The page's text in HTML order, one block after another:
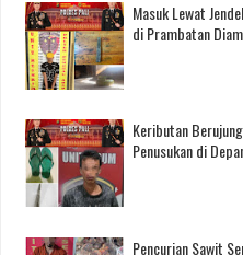
Masuk Lewat
di Prambatan
Keributan
Penusukan di
Pencurian Sawit